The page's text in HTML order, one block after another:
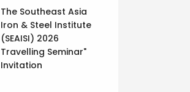
The Southeast Asia
Iron & Steel Institute
(SEAISI) 2026
Travelling Seminar"
Invitation